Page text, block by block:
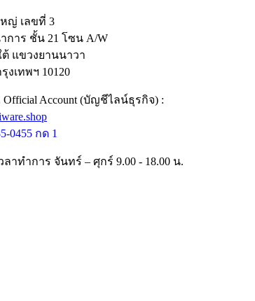
ญ่ เลขที่ 3
การ ชั้น 21 โซน A/W
แขวงยานนาวา
งเทพฯ 10120
Official Account (บัญชีไลน์ธุรกิจ) :
0455 กด 1
ลาทำการ จันทร์ – ศุกร์ 9.00 - 18.00 น.